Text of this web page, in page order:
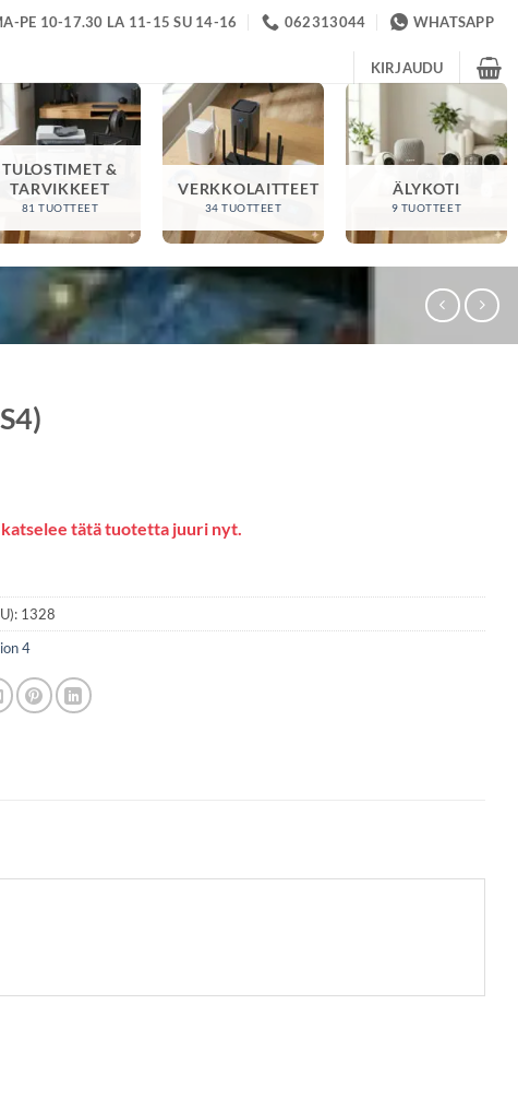
PE 10-17.30 LA 11-15 SU 14-16 062313044 WHATSAPP
KIRJAUDU
TULOSTIMET &
TARVIKKEET
81 TUOTTEET
VERKKOLAITTEET
34 TUOTTEET
ÄLYKOTI
9 TUOTTEET
katselee tätä tuotetta juuri nyt.
1328
4